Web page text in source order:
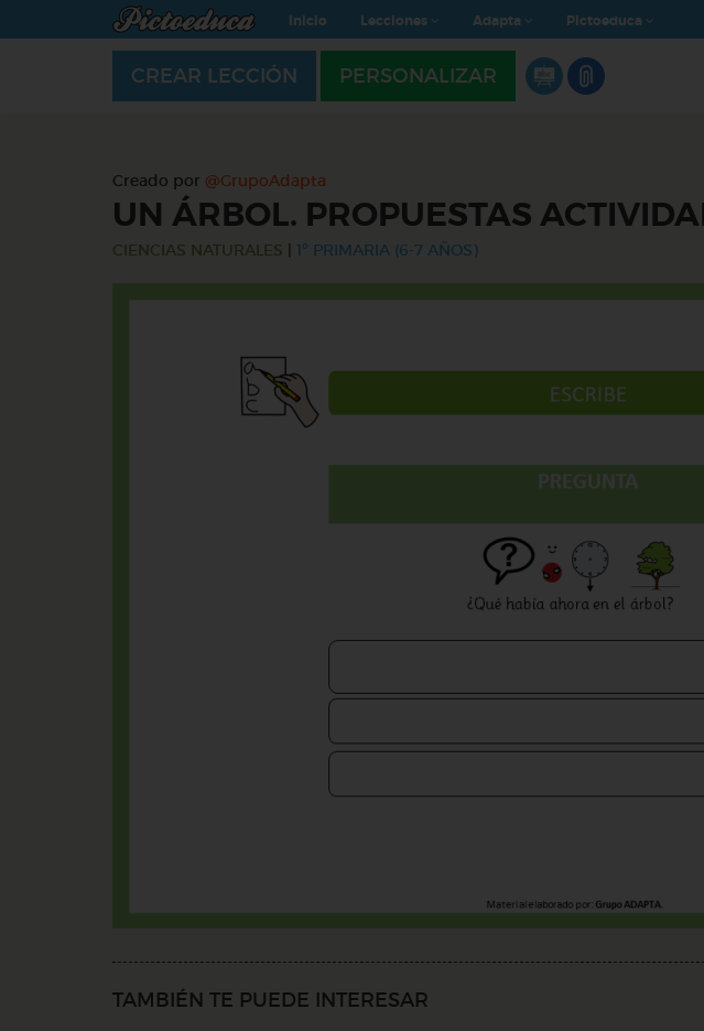
Inicio Lecciones Adapta Pictoeduca
CREAR LECCIÓN PERSONALIZAR
Creado por @GrupoAdapta
UN ÁRBOL. PROPUESTAS
CIENCIAS NATURALES 1º PRIMARIA (6-7 AÑOS)
TAMBIÉN TE PUEDE INTERESAR